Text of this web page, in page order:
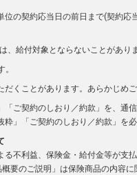
の契約応当日の前日まで(契約応
給付対象とならないことがありま
くことがあります。あらかじめご
ご契約のしおり／約款」を、通
」「ご契約のしおり／約款」を必
不利益、保険金・給付金等が支払
要のご説明」は保険商品の内容に